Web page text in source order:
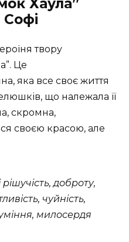
Хаула”
твору
Це
яка все своє життя
що належала її
скромна,
своєю красою, але
доброту,
чуйність,
милосердя